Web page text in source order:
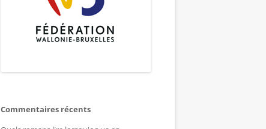
Commentaires récents